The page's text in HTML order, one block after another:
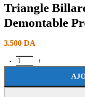
Triangle
Demontable
3.500 DA